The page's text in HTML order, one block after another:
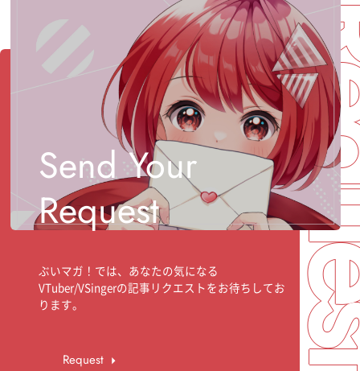
Send Your
Request
ぶいマガ！では、あなたの気になる
VTuber/VSingerの記事リクエストをお待ちしてお
ります。
Request